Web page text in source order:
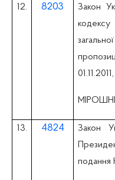
12. 8203
Закон
13. 4824
Закон
подання